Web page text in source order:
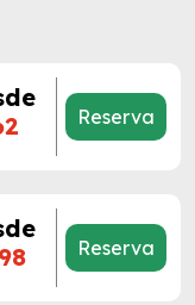
Reserva
Reserva